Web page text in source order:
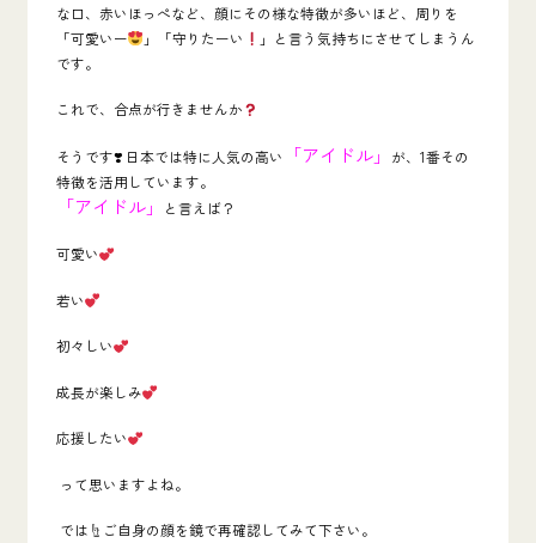
な口、赤いほっぺなど、顔にその様な特徴が多いほど、周りを
「可愛いー
」「守りたーい
」と言う気持ちにさせてしまうん
です。
これで、合点が行きませんか
そうです❣ 日本では特に人気の高い 「アイドル」 が、 1番その
特徴を活用しています。
「アイドル」 と言えば？
可愛い
若い
初々しい
成長が楽しみ
応援したい
って思いますよね。
では ☝️ご自身の顔を鏡で再確認してみて下さい。